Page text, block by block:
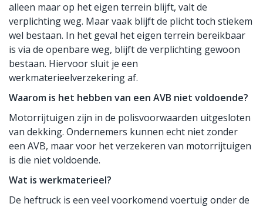
alleen maar op het eigen terrein blijft, valt de
verplichting weg. Maar vaak blijft de plicht toch stiekem
wel bestaan. In het geval het eigen terrein bereikbaar
is via de openbare weg, blijft de verplichting gewoon
bestaan. Hiervoor sluit je een
werkmaterieelverzekering af.
Waarom is het hebben van een AVB niet voldoende?
Motorrijtuigen zijn in de polisvoorwaarden uitgesloten
van dekking. Ondernemers kunnen echt niet zonder
een AVB, maar voor het verzekeren van motorrijtuigen
is die niet voldoende.
Wat is werkmaterieel?
De heftruck is een veel voorkomend voertuig onder de